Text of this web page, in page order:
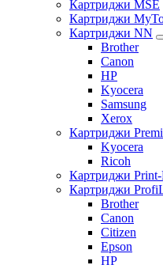
Картриджи MSE
Картриджи
Картриджи NN
Brother
Canon
HP
Kyocera
Samsung
Xerox
Картриджи
Kyocera
Ricoh
Картриджи
Картриджи
Brother
Canon
Citizen
Epson
HP